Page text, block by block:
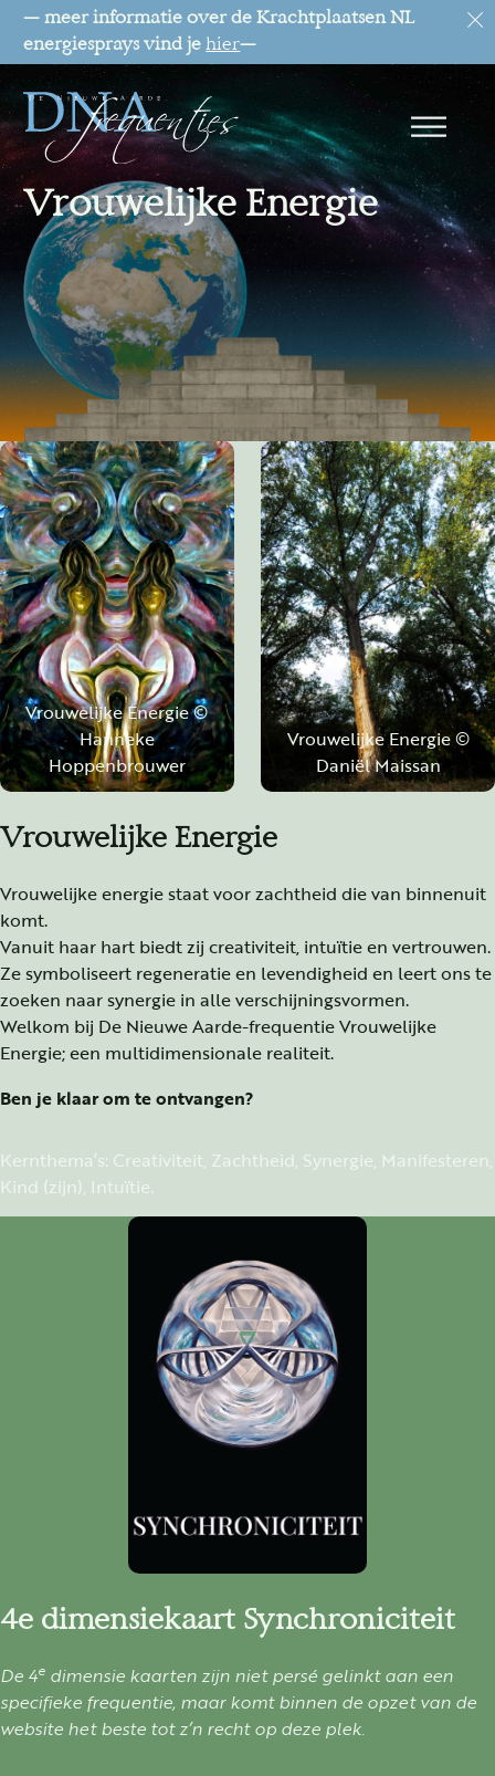
— meer informatie over de Krachtplaatsen NL
energiesprays vind jehier—
Vrouwelijke Energie
Vrouwelijke Energie ©
Hanneke
Hoppenbrouwer
Vrouwelijke Energie ©
Daniël Maissan
Vrouwelijke Energie
Vrouwelijke energie staat voor zachtheid die van binnenuit
komt.
Vanuit haar hart biedt zij creativiteit, intuïtie en vertrouwen.
Ze symboliseert regeneratie en levendigheid en leert ons te
zoeken naar synergie in alle verschijningsvormen.
Welkom bij De Nieuwe Aarde-frequentie Vrouwelijke
Energie; een multidimensionale realiteit.
Ben je klaar om te ontvangen?
Kernthema’s: Creativiteit, Zachtheid, Synergie, Manifesteren,
Kind (zijn), Intuïtie.
4e dimensiekaart Synchroniciteit
De 4e dimensie kaarten zijn niet persé gelinkt aan een
specifieke frequentie, maar komt binnen de opzet van de
website het beste tot z’n recht op deze plek.